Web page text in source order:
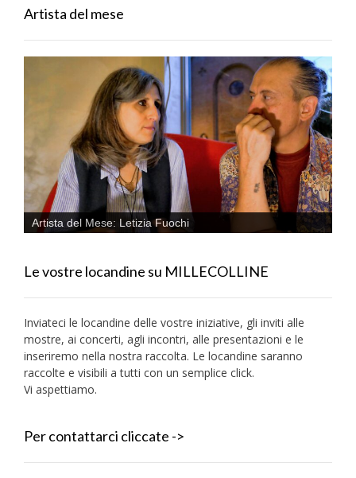
Artista del mese
Artista del Mese: Letizia Fuochi
Le vostre locandine su MILLECOLLINE
Inviateci le locandine delle vostre iniziative, gli inviti alle
mostre, ai concerti, agli incontri, alle presentazioni e le
inseriremo nella nostra raccolta. Le locandine saranno
raccolte e visibili a tutti con un semplice click.
Vi aspettiamo.
Per contattarci cliccate ->